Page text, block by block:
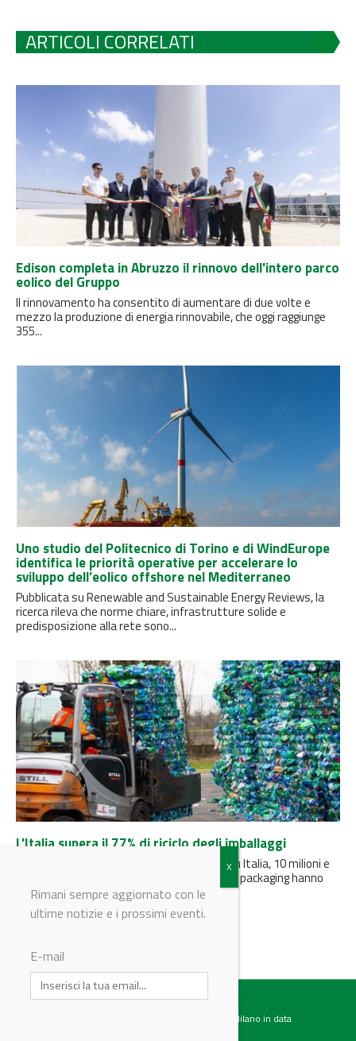
ARTICOLI CORRELATI
Edison completa in Abruzzo il rinnovo dell'intero parco
eolico del Gruppo
Il rinnovamento ha consentito di aumentare di due volte e
mezzo la produzione di energia rinnovabile, che oggi raggiunge
355...
Uno studio del Politecnico di Torino e di WindEurope
identifica le priorità operative per accelerare lo
sviluppo dell’eolico offshore nel Mediterraneo
Pubblicata su Renewable and Sustainable Energy Reviews, la
ricerca rileva che norme chiare, infrastrutture solide e
predisposizione alla rete sono...
L'Italia supera il 77% di riciclo degli imballaggi
La Relazione generale CONAI annuncia che, in Italia, 10 milioni e
970mila tonnellate di materiali derivanti dal packaging hanno
trovato...
Testata giornalistica registrata presso il Tribunale di Milano in data
Rimani sempre aggiornato con le
ultime notizie e i prossimi eventi.
E-mail